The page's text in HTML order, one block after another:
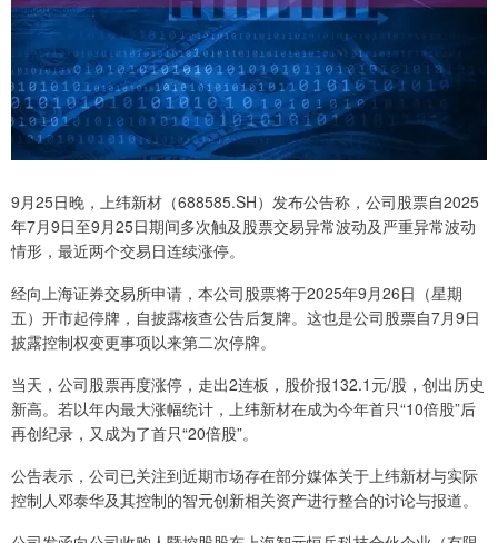
9月25日晚，上纬新材（688585.SH）发布公告称，公司股票自2025
年7月9日至9月25日期间多次触及股票交易异常波动及严重异常波动
情形，最近两个交易日连续涨停。
经向上海证券交易所申请，本公司股票将于2025年9月26日（星期
五）开市起停牌，自披露核查公告后复牌。这也是公司股票自7月9日
披露控制权变更事项以来第二次停牌。
当天，公司股票再度涨停，走出2连板，股价报132.1元/股，创出历史
新高。若以年内最大涨幅统计，上纬新材在成为今年首只“10倍股”后
再创纪录，又成为了首只“20倍股”。
公告表示，公司已关注到近期市场存在部分媒体关于上纬新材与实际
控制人邓泰华及其控制的智元创新相关资产进行整合的讨论与报道。